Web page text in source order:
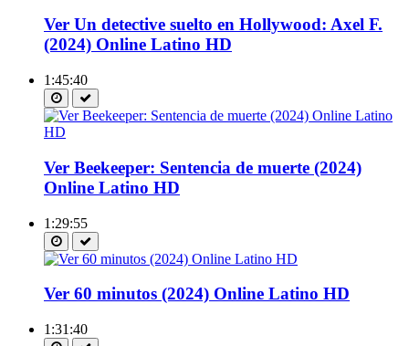
Ver Un detective suelto en Hollywood: Axel F.
(2024) Online Latino HD
1:45:40
Ver Beekeeper: Sentencia de muerte (2024)
Online Latino HD
1:29:55
Ver 60 minutos (2024) Online Latino HD
1:31:40